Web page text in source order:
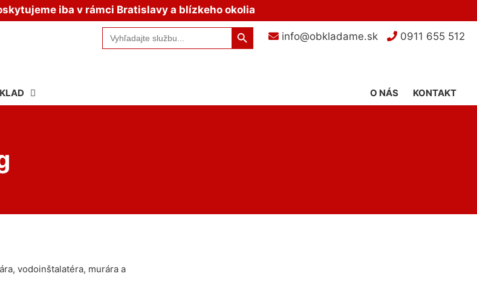
iba v rámci Bratislavy a blízkeho okolia
info@obkladame.sk 0911 655 512
Search
for:
Search Button
KONTAKT
O NÁS
vodoinštalatéra, murára a